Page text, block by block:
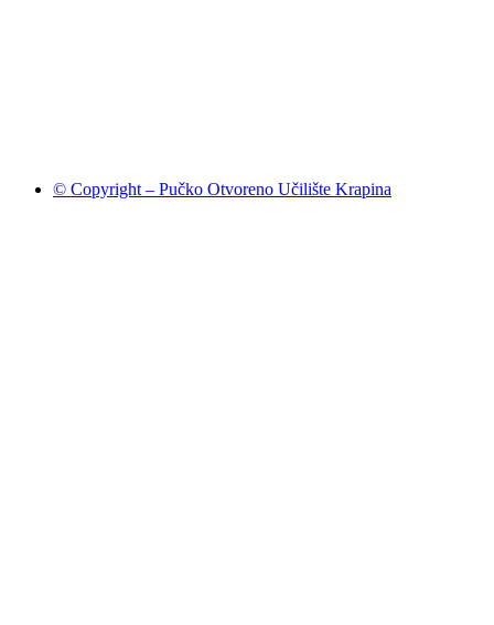
© Copyright – Pučko Otvoreno Učilište Krapina